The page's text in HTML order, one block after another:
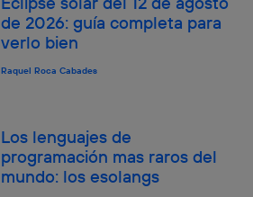
de 2026: guía completa para
verlo bien
Raquel Roca Cabades
Los lenguajes de
programación mas raros del
mundo: los esolangs